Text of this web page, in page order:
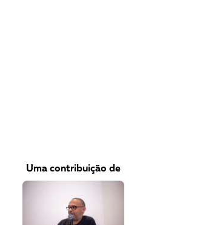
Uma contribuição de